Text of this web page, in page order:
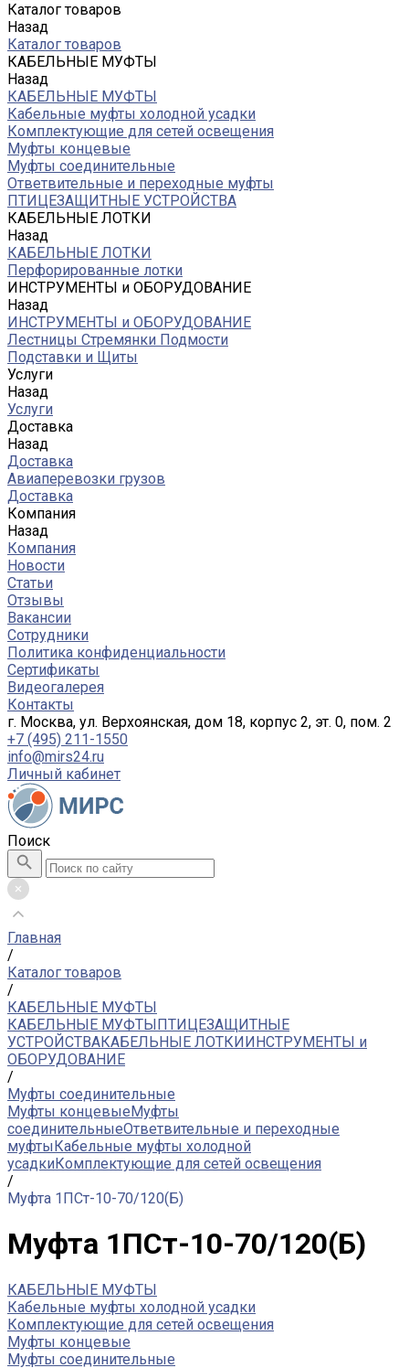
Каталог товаров
Назад
Каталог товаров
КАБЕЛЬНЫЕ МУФТЫ
Назад
КАБЕЛЬНЫЕ МУФТЫ
Кабельные муфты холодной усадки
Комплектующие для сетей освещения
Муфты концевые
Муфты соединительные
Ответвительные и переходные муфты
ПТИЦЕЗАЩИТНЫЕ УСТРОЙСТВА
КАБЕЛЬНЫЕ ЛОТКИ
Назад
КАБЕЛЬНЫЕ ЛОТКИ
Перфорированные лотки
ИНСТРУМЕНТЫ и ОБОРУДОВАНИЕ
Назад
ИНСТРУМЕНТЫ и ОБОРУДОВАНИЕ
Лестницы Стремянки Подмости
Подставки и Щиты
Услуги
Назад
Услуги
Доставка
Назад
Доставка
Авиаперевозки грузов
Доставка
Компания
Назад
Компания
Новости
Статьи
Отзывы
Вакансии
Сотрудники
Политика конфиденциальности
Сертификаты
Видеогалерея
Контакты
г. Москва, ул. Верхоянская, дом 18, корпус 2, эт. 0, пом. 2
+7 (495) 211-1550
info@mirs24.ru
Личный кабинет
Поиск
Главная
/
Каталог товаров
/
КАБЕЛЬНЫЕ МУФТЫ
КАБЕЛЬНЫЕ МУФТЫПТИЦЕЗАЩИТНЫЕ
УСТРОЙСТВАКАБЕЛЬНЫЕ ЛОТКИИНСТРУМЕНТЫ и
ОБОРУДОВАНИЕ
/
Муфты соединительные
Муфты концевыеМуфты
соединительныеОтветвительные и переходные
муфтыКабельные муфты холодной
усадкиКомплектующие для сетей освещения
/
Муфта 1ПСт-10-70/120(Б)
Муфта 1ПСт-10-70/120(Б)
КАБЕЛЬНЫЕ МУФТЫ
Кабельные муфты холодной усадки
Комплектующие для сетей освещения
Муфты концевые
Муфты соединительные